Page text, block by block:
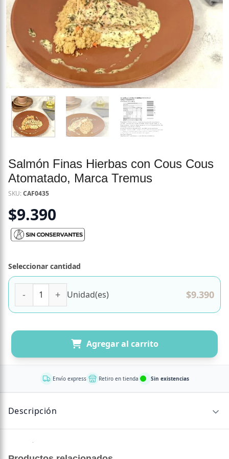
Salmón Finas Hierbas con Cous Cous
Atomatado, Marca Tremus
SKU:CAF0435
$9.390
Seleccionar cantidad
Unidad(es) $9.390
Agregar al carrito
Envío express Retiro en tienda Sin existencias
Descripción
Salmón a la plancha con salsa de finas hierbas elaborada
en base a crema.